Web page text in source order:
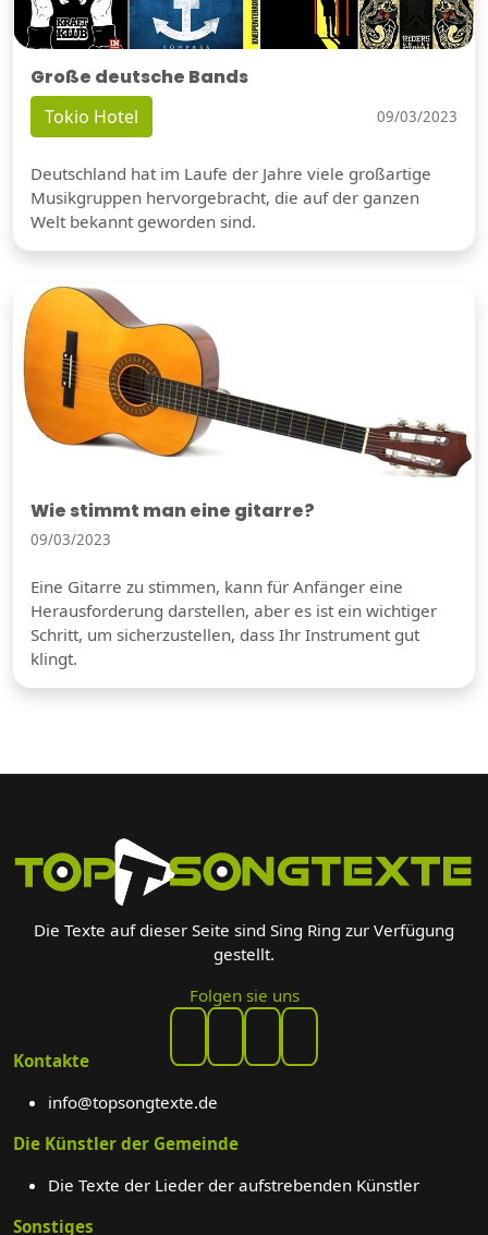
Große deutsche Bands
Tokio Hotel 09/03/2023
Deutschland hat im Laufe der Jahre viele großartige
Musikgruppen hervorgebracht, die auf der ganzen
Welt bekannt geworden sind.
Wie stimmt man eine gitarre?
09/03/2023
Eine Gitarre zu stimmen, kann für Anfänger eine
Herausforderung darstellen, aber es ist ein wichtiger
Schritt, um sicherzustellen, dass Ihr Instrument gut
klingt.
Die Texte auf dieser Seite sind Sing Ring zur Verfügung
gestellt.
Folgen sie uns
Kontakte
info@topsongtexte.de
Die Künstler der Gemeinde
Die Texte der Lieder der aufstrebenden Künstler
Sonstiges